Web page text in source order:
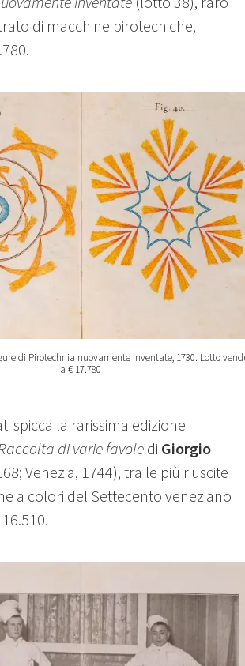
di macchine pirotecniche,
di Pirotechnia nuovamente inventate, 1730. Lotto
a € 17.780
spicca la rarissima edizione
di varie favole di Giorgio
Venezia, 1744), tra le più riuscite
a colori del Settecento veneziano